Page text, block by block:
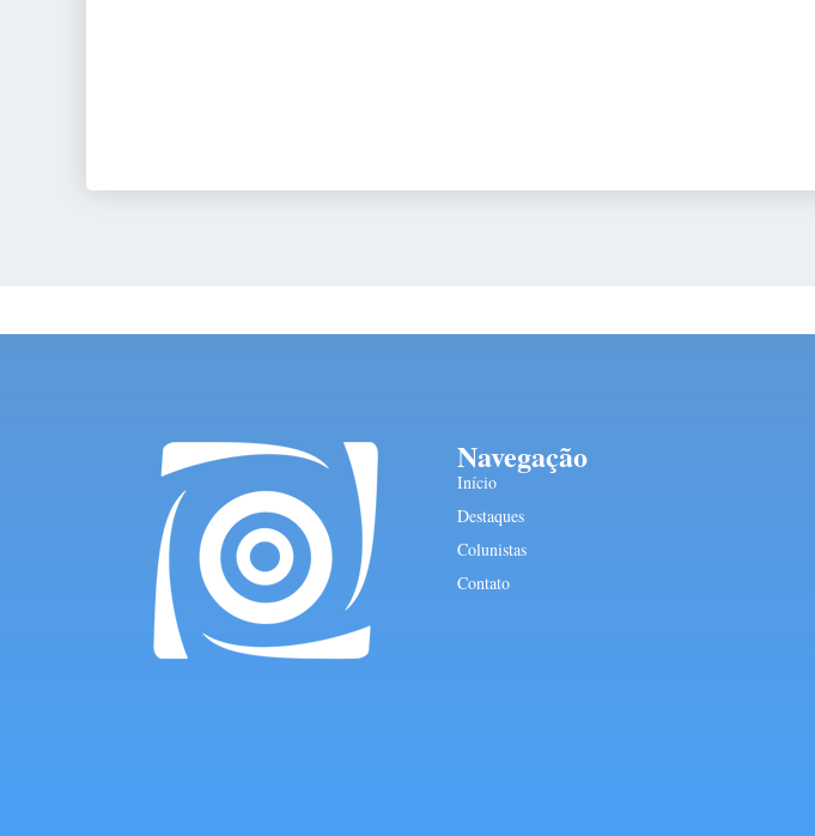
Navegação
Início
Destaques
Colunistas
Contato